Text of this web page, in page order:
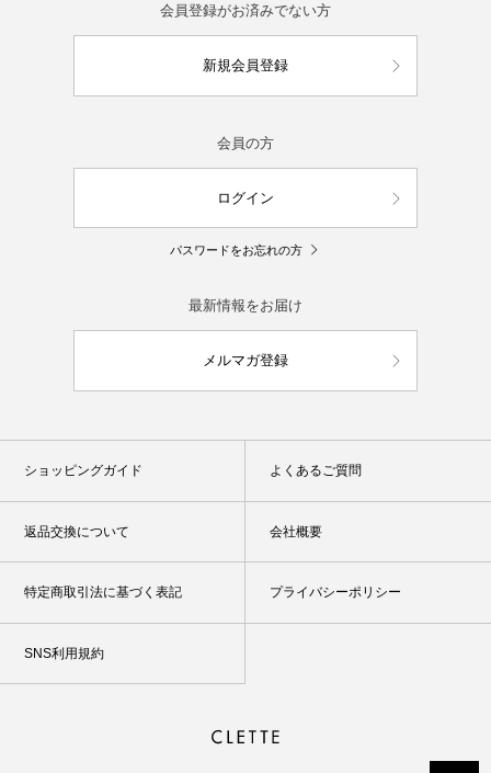
会員登録がお済みでない方
新規会員登録
会員の方
ログイン
パスワードをお忘れの方
最新情報をお届け
メルマガ登録
ショッピングガイド よくあるご質問
返品交換について 会社概要
特定商取引法に基づく表記 プライバシーポリシー
SNS利用規約